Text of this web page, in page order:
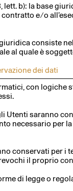
b): la base
e ⁄ o
consiste
al quale è
dei dati
con logiche
Utenti saranno
necessario per
conservati per i
il proprio
di legge o